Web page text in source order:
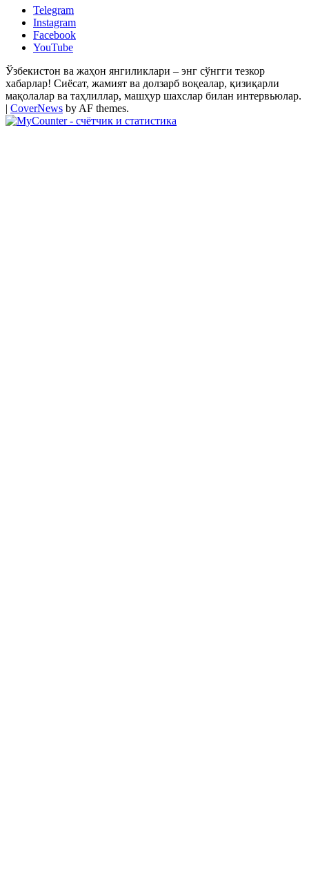
Telegram
Instagram
Facebook
YouTube
Ўзбекистон ва жаҳон янгиликлари – энг сўнгги тезкор
хабарлар! Сиёсат, жамият ва долзарб воқеалар, қизиқарли
мақолалар ва таҳлиллар, машҳур шахслар билан интервьюлар.
| CoverNews by AF themes.